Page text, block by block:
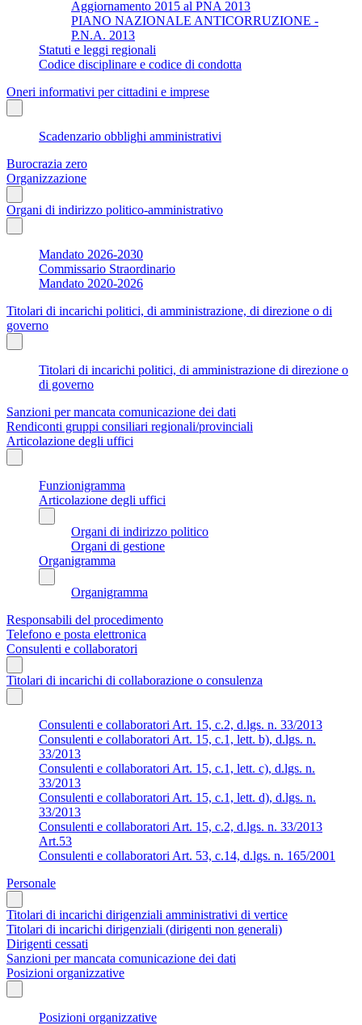
Aggiornamento 2015 al PNA 2013
PIANO NAZIONALE ANTICORRUZIONE -
P.N.A. 2013
Statuti e leggi regionali
Codice disciplinare e codice di condotta
Oneri informativi per cittadini e imprese
Scadenzario obblighi amministrativi
Burocrazia zero
Organizzazione
Organi di indirizzo politico-amministrativo
Mandato 2026-2030
Commissario Straordinario
Mandato 2020-2026
Titolari di incarichi politici, di amministrazione, di direzione o di
governo
Titolari di incarichi politici, di amministrazione di direzione o
di governo
Sanzioni per mancata comunicazione dei dati
Rendiconti gruppi consiliari regionali/provinciali
Articolazione degli uffici
Funzionigramma
Articolazione degli uffici
Organi di indirizzo politico
Organi di gestione
Organigramma
Organigramma
Responsabili del procedimento
Telefono e posta elettronica
Consulenti e collaboratori
Titolari di incarichi di collaborazione o consulenza
Consulenti e collaboratori Art. 15, c.2, d.lgs. n. 33/2013
Consulenti e collaboratori Art. 15, c.1, lett. b), d.lgs. n.
33/2013
Consulenti e collaboratori Art. 15, c.1, lett. c), d.lgs. n.
33/2013
Consulenti e collaboratori Art. 15, c.1, lett. d), d.lgs. n.
33/2013
Consulenti e collaboratori Art. 15, c.2, d.lgs. n. 33/2013
Art.53
Consulenti e collaboratori Art. 53, c.14, d.lgs. n. 165/2001
Personale
Titolari di incarichi dirigenziali amministrativi di vertice
Titolari di incarichi dirigenziali (dirigenti non generali)
Dirigenti cessati
Sanzioni per mancata comunicazione dei dati
Posizioni organizzative
Posizioni organizzative